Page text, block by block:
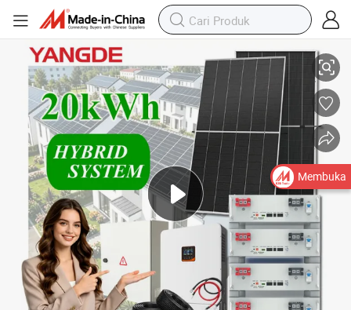
yang Dipasang di Rak
Sistem Surya Hibrida Yangde 20kwh dengan Baterai Lithium Iron
Membuka